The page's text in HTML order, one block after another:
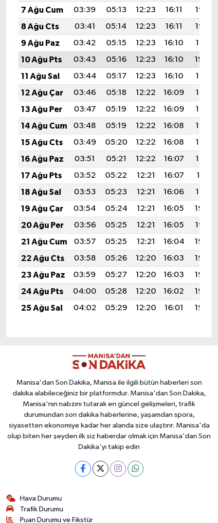
7 Ağu Cum
03:39 05:13 12:23 16:11
19:23
8 Ağu Cts
03:41 05:14 12:23 16:11
19:22
9 Ağu Paz
03:42 05:15 12:23 16:10
19:21
10 Ağu Pts
03:43 05:16 12:23 16:10
19:20
11 Ağu Sal
03:44 05:17 12:23 16:10
19:18
12 Ağu Çar
03:46 05:18 12:22 16:09
19:17
13 Ağu Per
03:47 05:19 12:22 16:09
19:16
14 Ağu Cum
03:48 05:19 12:22 16:08
19:15
15 Ağu Cts
03:49 05:20 12:22 16:08
19:14
16 Ağu Paz
03:51 05:21 12:22 16:07
19:12
17 Ağu Pts
03:52 05:22 12:21 16:07
19:11
18 Ağu Sal
03:53 05:23 12:21 16:06
19:10
19 Ağu Çar
03:54 05:24 12:21 16:05
19:08
20 Ağu Per
03:56 05:25 12:21 16:05
19:07
21 Ağu Cum
03:57 05:25 12:21 16:04
19:06
22 Ağu Cts
03:58 05:26 12:20 16:03
19:04
23 Ağu Paz
03:59 05:27 12:20 16:03
19:03
24 Ağu Pts
04:00 05:28 12:20 16:02
19:02
25 Ağu Sal
04:02 05:29 12:20 16:01 19:00
Manisa'dan Son Dakika, Manisa ile ilgili bütün haberleri son
dakika alabileceğiniz bir platformdur. Manisa'dan Son Dakika,
Manisa'nın nabzını tutarak en güncel gelişmeleri, trafik
durumundan son dakika haberlerine, yaşamdan spora,
siyasetten ekonomiye kadar her alanda size ulaştırır. Manisa'da
olup biten her şeyden ilk siz haberdar olmak için Manisa'dan Son
Dakika'yı takip edin
Hava Durumu
Trafik Durumu
Puan Durumu ve Fikstür